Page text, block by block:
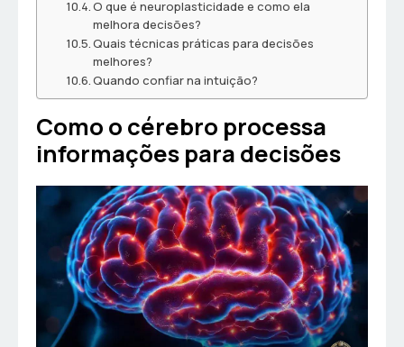
O que é neuroplasticidade e como ela
melhora decisões?
Quais técnicas práticas para decisões
melhores?
Quando confiar na intuição?
Como o cérebro processa
informações para decisões